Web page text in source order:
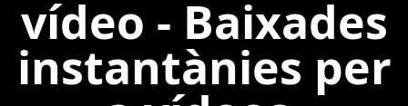
vídeo - Baixades
instantànies per